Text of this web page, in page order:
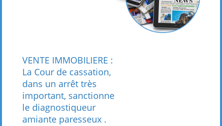
VENTE IMMOBILIERE :
La Cour de cassation,
dans un arrêt très
important, sanctionne
le diagnostiqueur
amiante paresseux .